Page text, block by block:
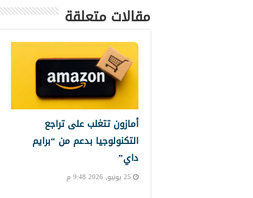
مقالات متعلقة
أمازون تتغلب على تراجع
التكنولوجيا بدعم من “برايم
داي”
25 يونيو, 2026 9:48 م